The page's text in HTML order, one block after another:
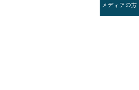
メディアの方